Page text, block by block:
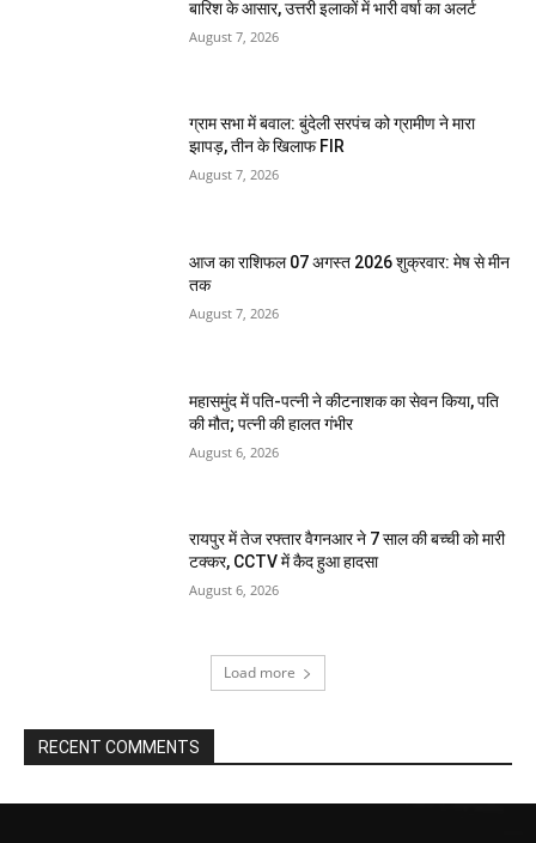
बारिश के आसार, उत्तरी इलाकों में भारी वर्षा का अलर्ट
August 7, 2026
ग्राम सभा में बवाल: बुंदेली सरपंच को ग्रामीण ने मारा
झापड़, तीन के खिलाफ FIR
August 7, 2026
आज का राशिफल 07 अगस्त 2026 शुक्रवार: मेष से मीन
तक
August 7, 2026
महासमुंद में पति-पत्नी ने कीटनाशक का सेवन किया, पति
की मौत; पत्नी की हालत गंभीर
August 6, 2026
रायपुर में तेज रफ्तार वैगनआर ने 7 साल की बच्ची को मारी
टक्कर, CCTV में कैद हुआ हादसा
August 6, 2026
Load more
RECENT COMMENTS